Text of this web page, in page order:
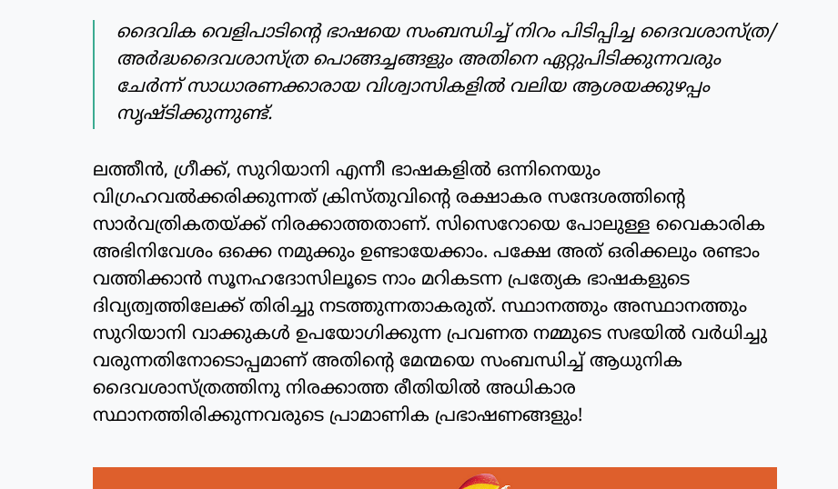
ദൈവിക വെളിപാടിന്റെ ഭാഷയെ സംബന്ധിച്ച് നിറം പിടിപ്പിച്ച ദൈവശാസ്ത്ര/
അര്‍ദ്ധദൈവശാസ്ത്ര പൊങ്ങച്ചങ്ങളും അതിനെ ഏറ്റുപിടിക്കുന്നവരും
ചേര്‍ന്ന് സാധാരണക്കാരായ വിശ്വാസികളില്‍ വലിയ ആശയക്കുഴപ്പം
സൃഷ്ടിക്കുന്നുണ്ട്.
ലത്തീന്‍, ഗ്രീക്ക്, സുറിയാനി എന്നീ ഭാഷകളില്‍ ഒന്നിനെയും
വിഗ്രഹവല്‍ക്കരിക്കുന്നത് ക്രിസ്തുവിന്റെ രക്ഷാകര സന്ദേശത്തിന്റെ
സാര്‍വത്രികതയ്ക്ക് നിരക്കാത്തതാണ്. സിസെറോയെ പോലുള്ള വൈകാരിക
അഭിനിവേശം ഒക്കെ നമുക്കും ഉണ്ടായേക്കാം. പക്ഷേ അത് ഒരിക്കലും രണ്ടാം
വത്തിക്കാന്‍ സൂനഹദോസിലൂടെ നാം മറികടന്ന പ്രത്യേക ഭാഷകളുടെ
ദിവ്യത്വത്തിലേക്ക് തിരിച്ചു നടത്തുന്നതാകരുത്. സ്ഥാനത്തും അസ്ഥാനത്തും
സുറിയാനി വാക്കുകള്‍ ഉപയോഗിക്കുന്ന പ്രവണത നമ്മുടെ സഭയില്‍ വര്‍ധിച്ചു
വരുന്നതിനോടൊപ്പമാണ് അതിന്റെ മേന്മയെ സംബന്ധിച്ച് ആധുനിക
ദൈവശാസ്ത്രത്തിനു നിരക്കാത്ത രീതിയില്‍ അധികാര
സ്ഥാനത്തിരിക്കുന്നവരുടെ പ്രാമാണിക പ്രഭാഷണങ്ങളും!